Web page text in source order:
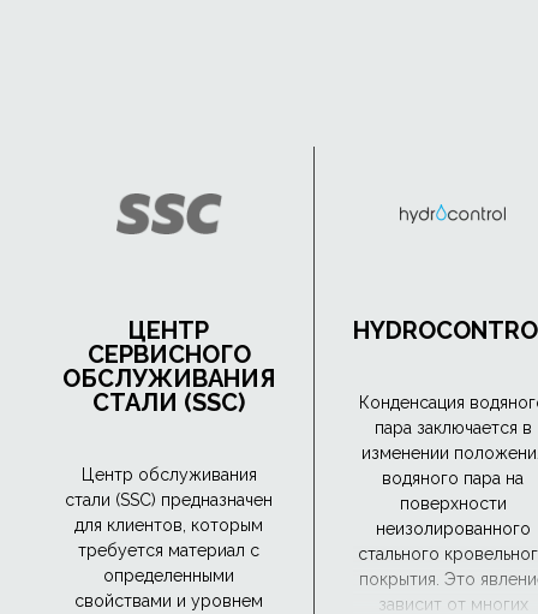
ЦЕНТР
СЕРВИСНОГО
ОБСЛУЖИВАНИЯ
СТАЛИ (SSC)
Центр обслуживания
стали (SSC) предназначен
для клиентов, которым
требуется материал с
определенными
свойствами и уровнем
Конденсация
пара заключается в
изменении
водяного пара на
поверхности
неизолированного
стального
покрытия. Это
зависит от многих